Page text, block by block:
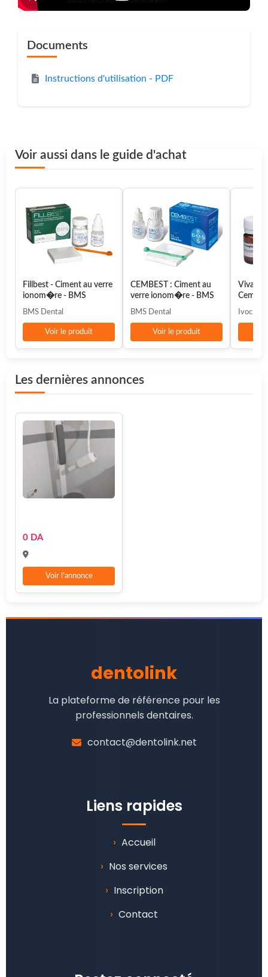
Documents
Instructions d'utilisation - PDF
Voir aussi dans le guide d'achat
Fillbest - Ciment au verre
ionom�re - BMS
BMS Dental
Voir le produit
CEMBEST : Ciment au
verre ionom�re - BMS
BMS Dental
Voir le produit
Ivoclar
Les dernières annonces
0 DA
Voir l'annonce
dentolink
La plateforme de référence pour les
professionnels dentaires.
contact@dentolink.net
Liens rapides
› Accueil
› Nos services
› Inscription
› Contact